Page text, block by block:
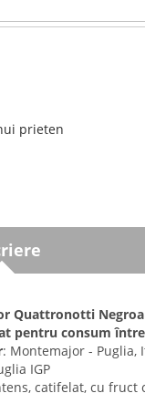
prieten
Quattronotti
pentru consum între
: Montemajor - Puglia,
IGP
catifelat, cu fruct